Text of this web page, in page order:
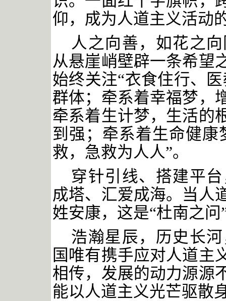
仰，成为人道主义活动
人之向善，如花之
从悬崖峭壁辟一条希望
始终关注“衣食住行、
群体；牵系着幸福梦，
牵系着生计梦，生活的
到强；牵系着生命健康
救，急救为人人”。
穿针引线、搭建平
成塔、汇爱成海。当人
姓安康，这是“杜南之
浩瀚星辰，历史长
国唯有携手应对人道主
相传，发展的动力源源
能以人道主义光芒驱散